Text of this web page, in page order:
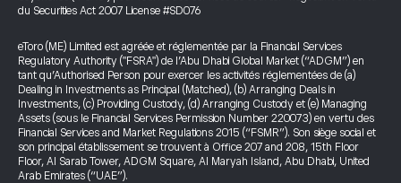
du Securities Act 2007 License #SD076
eToro (ME) Limited est agréée et réglementée par la Financial Services
Regulatory Authority ("FSRA") de l’Abu Dhabi Global Market (“ADGM”) en
tant qu’Authorised Person pour exercer les activités réglementées de (a)
Dealing in Investments as Principal (Matched), (b) Arranging Deals in
Investments, (c) Providing Custody, (d) Arranging Custody et (e) Managing
Assets (sous le Financial Services Permission Number 220073) en vertu des
Financial Services and Market Regulations 2015 (“FSMR”). Son siège social et
son principal établissement se trouvent à Office 207 and 208, 15th Floor
Floor, Al Sarab Tower, ADGM Square, Al Maryah Island, Abu Dhabi, United
Arab Emirates (“UAE”).